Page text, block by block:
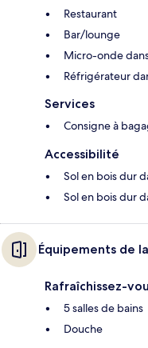
Restaurant
Bar/lounge
Micro-onde
Réfrigérateur
Services
Consigne à
Accessibilité
Sol en bois dur
Sol en bois dur
Équipements de
Rafraîchissez-
5 salles de bains
Douche